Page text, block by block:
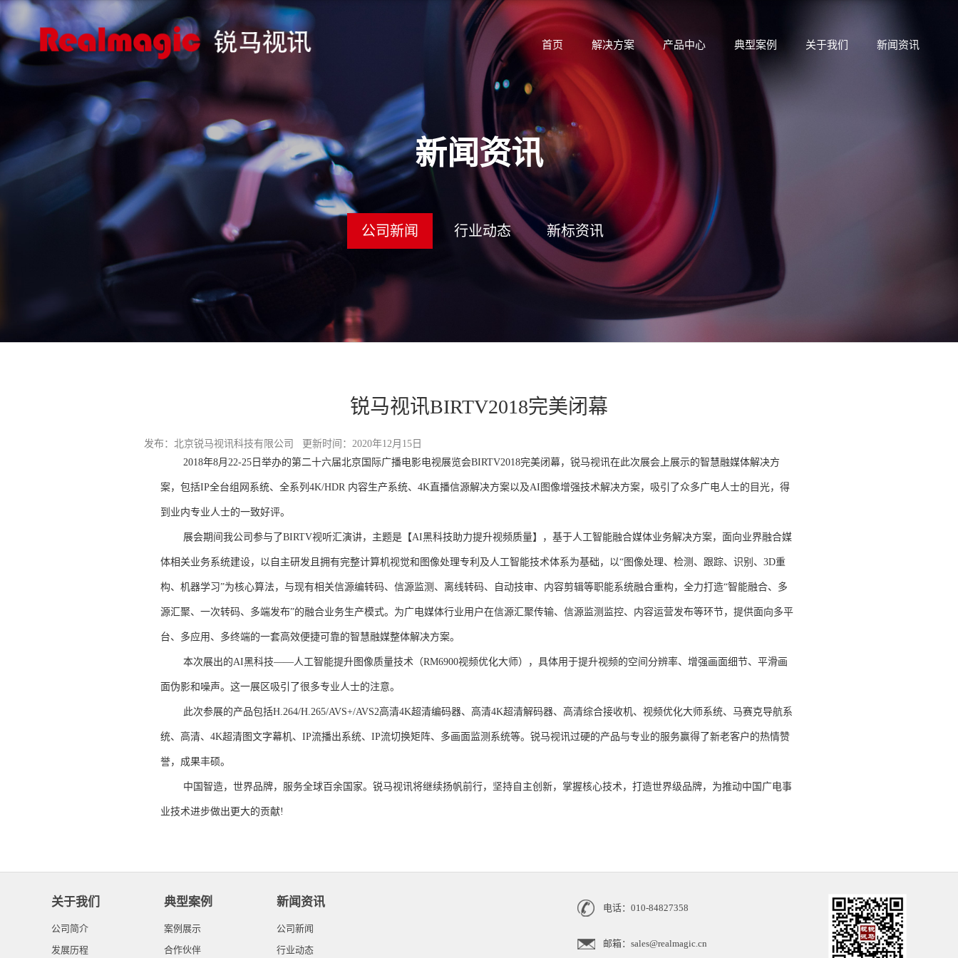
首页 解决方案 产品中心 典型案例 关于我们 新闻资讯
新闻资讯
公司新闻 行业动态 新标资讯
锐马视讯BIRTV2018完美闭幕
发布：北京锐马视讯科技有限公司 更新时间：2020年12月15日
2018年8月22-25日举办的第二十六届北京国际广播电影电视展览会BIRTV2018完美闭幕，锐马视讯在此次展会上展示的智慧融媒体解决方
案，包括IP全台组网系统、全系列4K/HDR 内容生产系统、4K直播信源解决方案以及AI图像增强技术解决方案，吸引了众多广电人士的目光，得
到业内专业人士的一致好评。
展会期间我公司参与了BIRTV视听汇演讲，主题是【AI黑科技助力提升视频质量】，基于人工智能融合媒体业务解决方案，面向业界融合媒
体相关业务系统建设，以自主研发且拥有完整计算机视觉和图像处理专利及人工智能技术体系为基础，以“图像处理、检测、跟踪、识别、3D重
构、机器学习”为核心算法，与现有相关信源编转码、信源监测、离线转码、自动技审、内容剪辑等职能系统融合重构，全力打造“智能融合、多
源汇聚、一次转码、多端发布”的融合业务生产模式。为广电媒体行业用户在信源汇聚传输、信源监测监控、内容运营发布等环节，提供面向多平
台、多应用、多终端的一套高效便捷可靠的智慧融媒整体解决方案。
本次展出的AI黑科技——人工智能提升图像质量技术（RM6900视频优化大师），具体用于提升视频的空间分辨率、增强画面细节、平滑画
面伪影和噪声。这一展区吸引了很多专业人士的注意。
此次参展的产品包括H.264/H.265/AVS+/AVS2高清4K超清编码器、高清4K超清解码器、高清综合接收机、视频优化大师系统、马赛克导航系
统、高清、4K超清图文字幕机、IP流播出系统、IP流切换矩阵、多画面监测系统等。锐马视讯过硬的产品与专业的服务赢得了新老客户的热情赞
誉，成果丰硕。
中国智造，世界品牌，服务全球百余国家。锐马视讯将继续扬帆前行，坚持自主创新，掌握核心技术，打造世界级品牌，为推动中国广电事
业技术进步做出更大的贡献!
电话：010-84827358
邮箱：sales@realmagic.cn
关于我们
公司简介
发展历程
典型案例
案例展示
合作伙伴
新闻资讯
公司新闻
行业动态